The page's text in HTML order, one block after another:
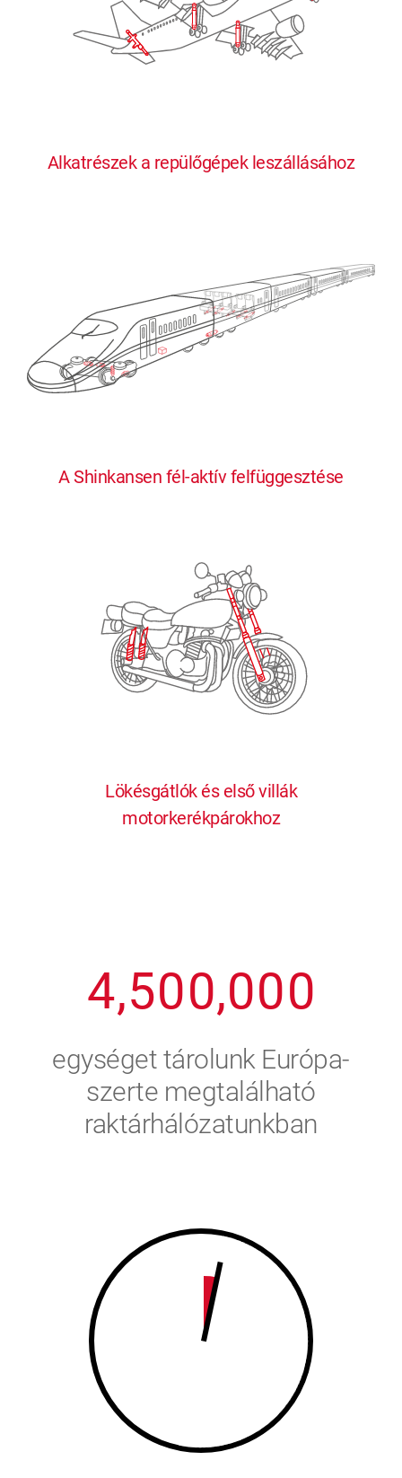
Alkatrészek a repülőgépek leszállásához
A Shinkansen fél-aktív felfüggesztése
Lökésgátlók és első villák
motorkerékpárokhoz
0
4
5
6
7
0
,
1
2
5
6
7
8
0
0
3
4
6
7
0
0
2
3
4
6
7
0,
0
2
3
4
6
7
0
0
2
3
4
6
7
0
0
3
4
6
0
egységet tárolunk Európa-
szerte megtalálható
raktárhálózatunkban